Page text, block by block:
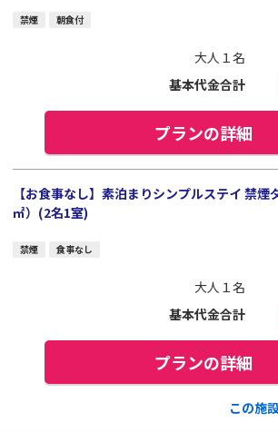
禁煙 朝食付
大人１名
基本代金合計
プランの詳細
【お食事なし】素泊まりシンプルステイ 禁煙
㎡）(2名1室)
禁煙 食事なし
大人１名
基本代金合計
プランの詳細
この施